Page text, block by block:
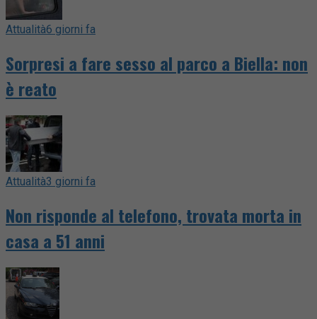
Attualità6 giorni fa
Sorpresi a fare sesso al parco a Biella: non
è reato
Attualità3 giorni fa
Non risponde al telefono, trovata morta in
casa a 51 anni